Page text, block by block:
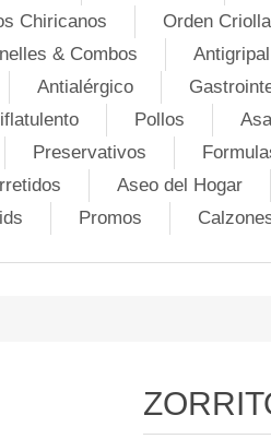
Chiricanos Orden Criolla
& Combos Antigripal
Antialérgico
Pollos
Preservativos
Aseo del Hogar
Promos